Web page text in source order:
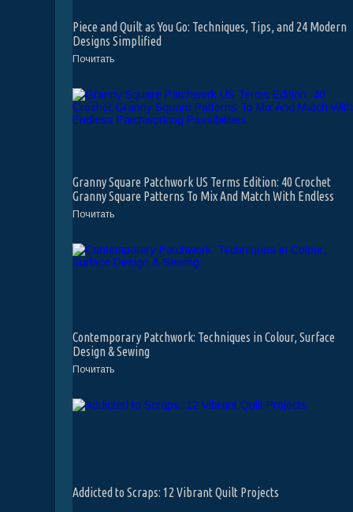
Piece and Quilt as You Go: Techniques, Tips, and 24 Modern
Designs Simplified
Почитать
Granny Square Patchwork US Terms Edition: 40 Crochet
Granny Square Patterns To Mix And Match With Endless
Patchworking Possibilities
Почитать
Contemporary Patchwork: Techniques in Colour, Surface
Design & Sewing
Почитать
Addicted to Scraps: 12 Vibrant Quilt Projects